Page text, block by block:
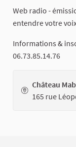
Web radio -
entendre votre
Informations &
06.73.85.14.76
Château
165 rue